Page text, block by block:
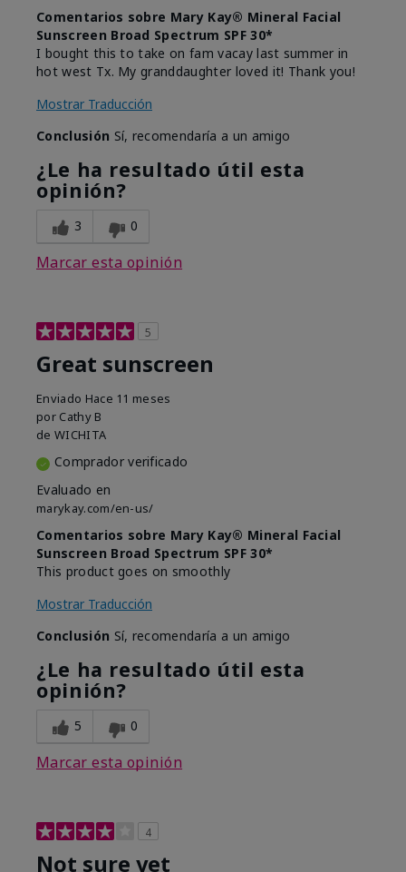
Comentarios sobre Mary Kay® Mineral Facial
Sunscreen Broad Spectrum SPF 30*
I bought this to take on fam vacay last summer in
hot west Tx. My granddaughter loved it! Thank you!
Mostrar Traducción
Conclusión Sí, recomendaría a un amigo
¿Le ha resultado útil esta
opinión?
3 0
Marcar esta opinión
5
Great sunscreen
Enviado Hace 11 meses
por Cathy B
de WICHITA
Comprador verificado
Evaluado en
marykay.com/en-us/
Comentarios sobre Mary Kay® Mineral Facial
Sunscreen Broad Spectrum SPF 30*
This product goes on smoothly
Mostrar Traducción
Conclusión Sí, recomendaría a un amigo
¿Le ha resultado útil esta
opinión?
5 0
Marcar esta opinión
4
Not sure yet